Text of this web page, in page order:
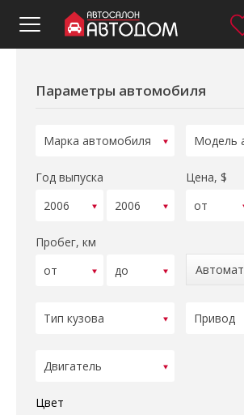
Параметры автомобиля
Год выпуска Цена, $
Пробег, км
Автомат
Цвет